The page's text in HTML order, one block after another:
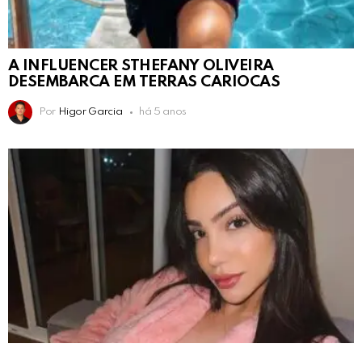
A INFLUENCER STHEFANY OLIVEIRA
DESEMBARCA EM TERRAS CARIOCAS
Por Higor Garcia há 5 anos